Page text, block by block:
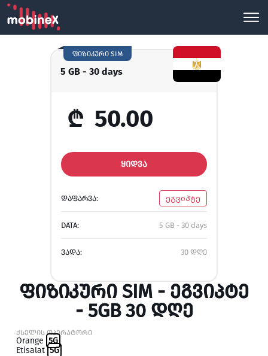
5 GB - 30 days
ფიზიკური SIM
₾ 50.00
ᲧᲘᲓᲕᲐ
ᲓᲐᲤᲐᲠᲕᲐ: ეგვიპტე
DATA: 5 GB - 30 days
ᲕᲐᲓᲐ: 30 დღე
ᲤᲘᲖᲘᲙᲣᲠᲘ SIM - ᲔᲒᲕᲘᲞᲢᲔ
- 5GB 30 ᲓᲦᲔ
ქსელის ოპერატორი
Orange 5G
Etisalat 5G